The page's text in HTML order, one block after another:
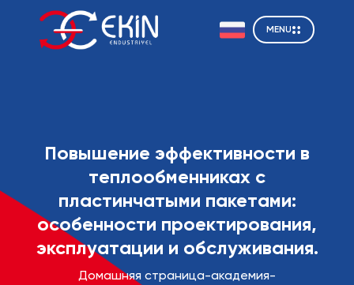
MENU
Повышение эффективности в
теплообменниках с
пластинчатыми пакетами:
особенности проектирования,
эксплуатации и обслуживания.
Домашняя страница-академия-